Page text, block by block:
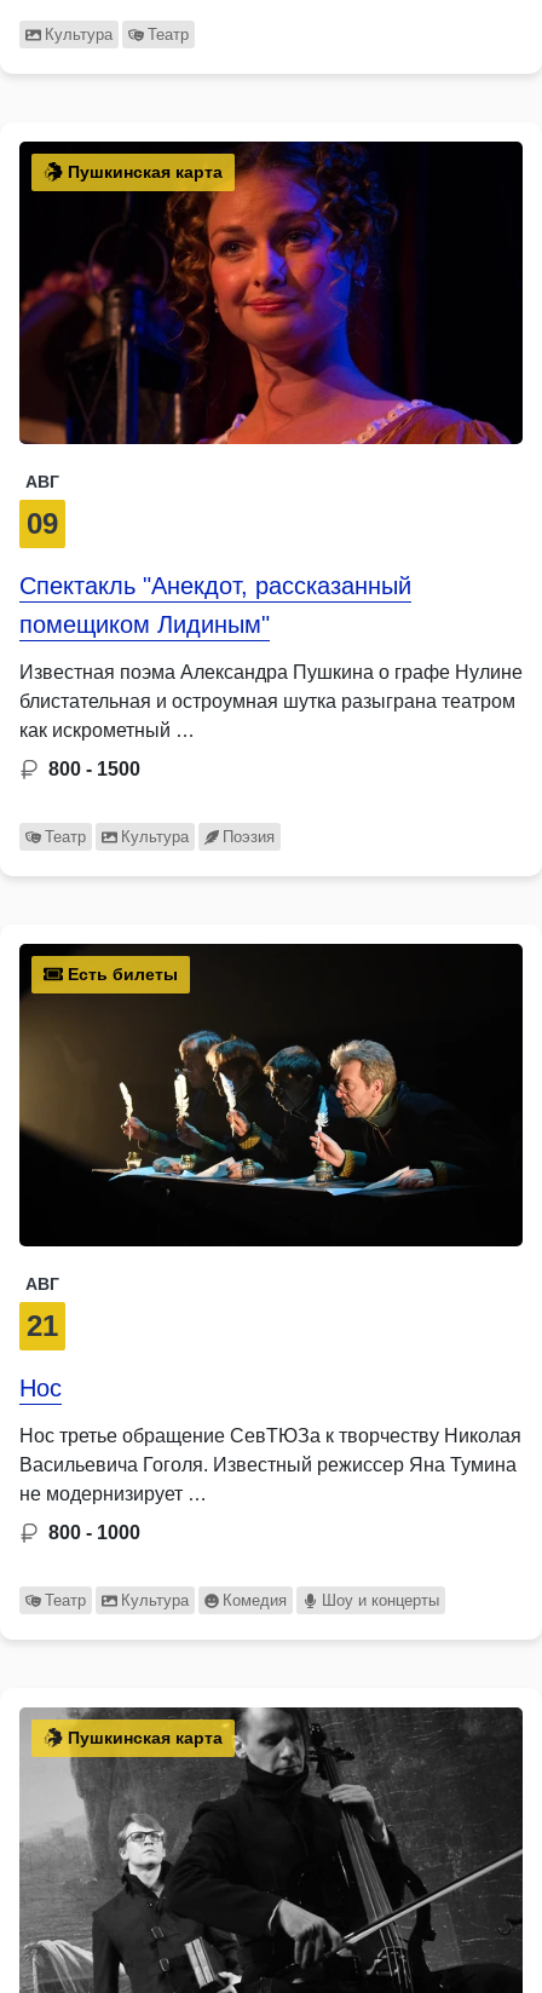
Культура Театр
Пушкинская карта
АВГ
09
Спектакль "Анекдот, рассказанный
помещиком Лидиным"
Известная поэма Александра Пушкина о графе Нулине
блистательная и остроумная шутка разыграна театром
как искрометный …
800 - 1500
Театр Культура Поэзия
Есть билеты
АВГ
21
Нос
Нос третье обращение СевТЮЗа к творчеству Николая
Васильевича Гоголя. Известный режиссер Яна Тумина
не модернизирует …
800 - 1000
Театр Культура Комедия Шоу и концерты
Пушкинская карта